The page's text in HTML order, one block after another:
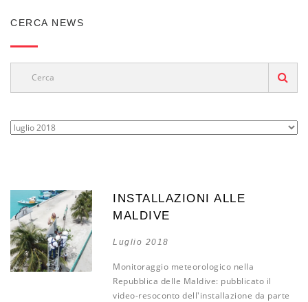
CERCA NEWS
INSTALLAZIONI ALLE
MALDIVE
Luglio 2018
Monitoraggio meteorologico nella
Repubblica delle Maldive: pubblicato il
video-resoconto dell'installazione da parte